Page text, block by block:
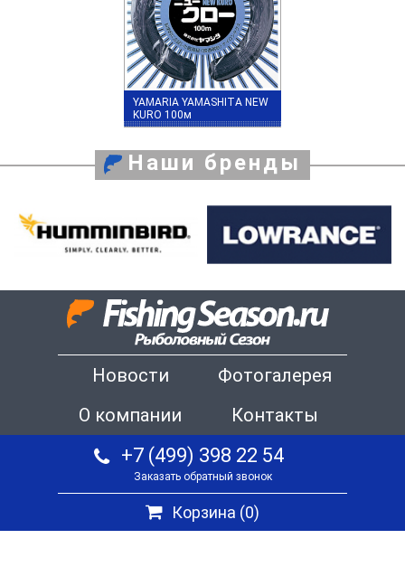
YAMARIA YAMASHITA NEW
KURO 100м
Наши бренды
Новости
Фотогалерея
О компании
Контакты
+7 (499) 398 22 54
Заказать обратный звонок
Корзина (0)